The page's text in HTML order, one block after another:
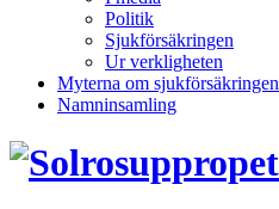
Politik
Sjukförsäkringen
Ur verkligheten
Myterna om sjukförsäkringen
Namninsamling